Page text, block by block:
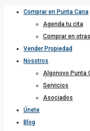
Comprar en Punta Cana
Agenda tu cita
Comprar en
Vender Propiedad
Nosotros
Algonovo Punta
Servicios
Asociados
Únete
Blog